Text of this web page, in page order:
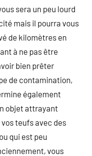
sera un peu lourd
mais il pourra vous
de kilomètres en
à ne pas être
bien prêter
de contamination,
également
objet attrayant
teufs avec des
qui est peu
vous